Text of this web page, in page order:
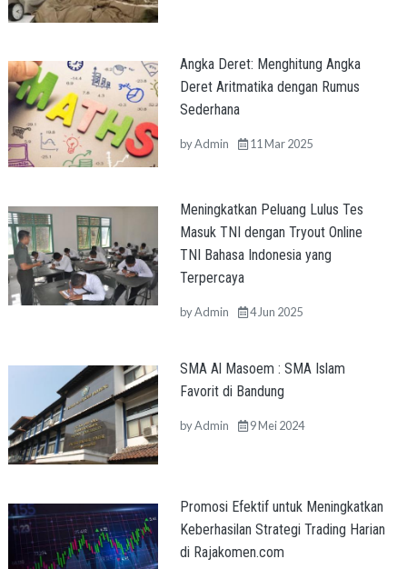
Angka Deret: Menghitung Angka
Deret Aritmatika dengan Rumus
Sederhana
byAdmin 11 Mar 2025
Meningkatkan Peluang Lulus Tes
Masuk TNI dengan Tryout Online
TNI Bahasa Indonesia yang
Terpercaya
byAdmin 4 Jun 2025
SMA Al Masoem : SMA Islam
Favorit di Bandung
byAdmin 9 Mei 2024
Promosi Efektif untuk Meningkatkan
Keberhasilan Strategi Trading Harian
di Rajakomen.com